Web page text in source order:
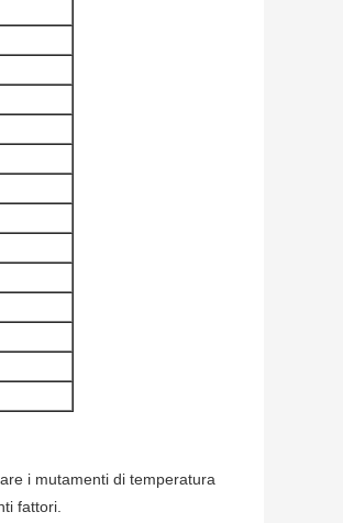
i mutamenti di temperatura
fattori.